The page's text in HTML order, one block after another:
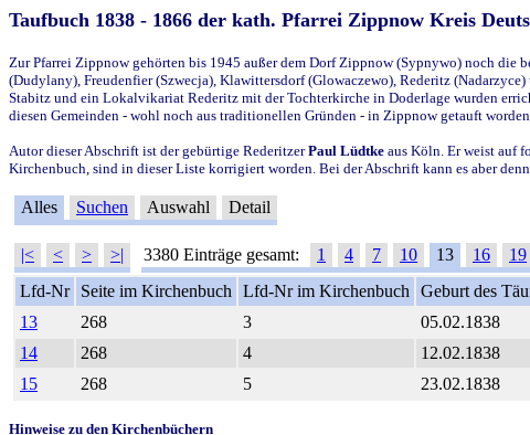
Taufbuch 1838 - 1866 der kath. Pfarrei Zippnow Kreis
Zur Pfarrei Zippnow gehörten bis 1945 außer dem Dorf Zippnow (Sypnywo) noch die
(Dudylany), Freudenfier (Szwecja), Klawittersdorf (Glowaczewo), Rederitz
Stabitz und ein Lokalvikariat Rederitz mit der Tochterkirche in Doderlage wurden
diesen Gemeinden - wohl noch aus traditionellen Gründen - in Zippnow getauft worden.
Autor dieser Abschrift ist der gebürtige RederitzerPaul Lüdtke aus Köln. Er weist auf
Kirchenbuch, sind in dieser Liste korrigiert worden. Bei der Abschrift kann es aber
Alles Suchen Auswahl Detail
|< < > >| 3380 Einträge gesamt: 1 4 7 10 13 16 19
Lfd-Nr
Seite im Kirchenbuch Lfd-Nr im Kirchenbuch Geburt des
13
268 3 05.02.1838
14
268 4 12.02.1838
15
268 5 23.02.1838
Hinweise zu den Kirchenbüchern